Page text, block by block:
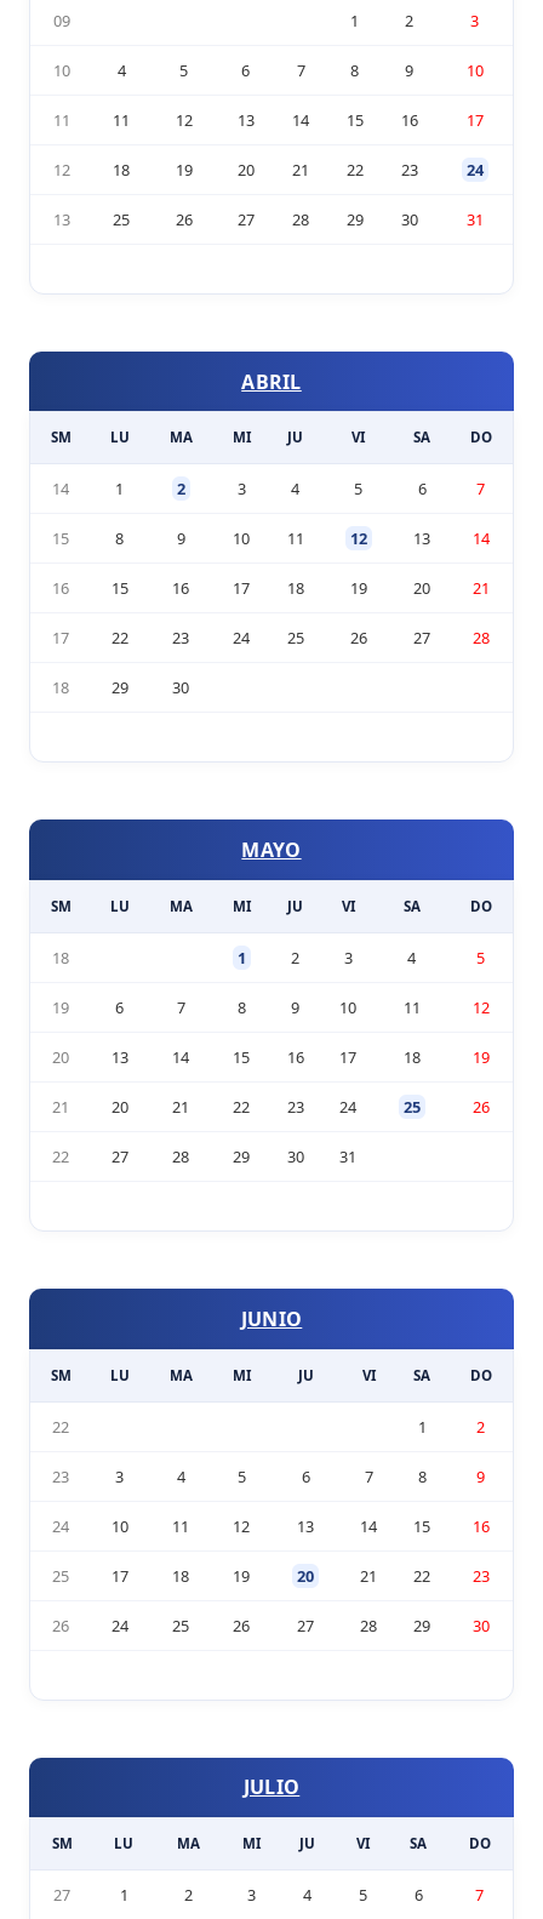
09 1 2 3
10 4 5 6 7 8 9 10
11 11 12 13 14 15 16 17
12 18 19 20 21 22 23 24
13 25 26 27 28 29 30 31
ABRIL
SM LU MA MI JU VI SA DO
14 1 2 3 4 5 6 7
15 8 9 10 11 12 13 14
16 15 16 17 18 19 20 21
17 22 23 24 25 26 27 28
18 29 30
MAYO
SM LU MA MI JU VI SA DO
18 1 2 3 4 5
19 6 7 8 9 10 11 12
20 13 14 15 16 17 18 19
21 20 21 22 23 24 25 26
22 27 28 29 30 31
JUNIO
SM LU MA MI JU VI SA DO
22 1 2
23 3 4 5 6 7 8 9
24 10 11 12 13 14 15 16
25 17 18 19 20 21 22 23
26 24 25 26 27 28 29 30
JULIO
SM LU MA MI JU VI SA DO
27 1 2 3 4 5 6 7